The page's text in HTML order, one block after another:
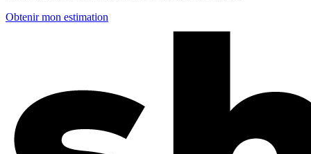
Obtenir mon estimation